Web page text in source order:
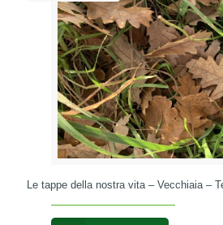
Le tappe della nostra vita – Vecchiaia –